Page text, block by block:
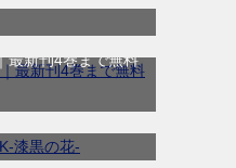
最新刊4巻まで無料
漆黒の花-｜全4巻完
で全巻無料配信